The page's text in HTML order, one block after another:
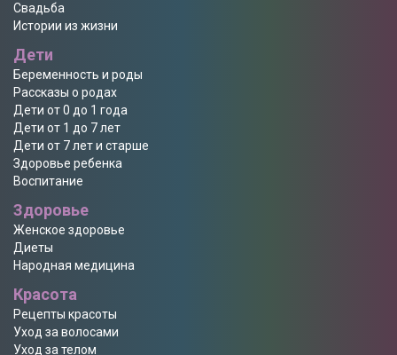
Свадьба
Истории из жизни
Дети
Беременность и роды
Рассказы о родах
Дети от 0 до 1 года
Дети от 1 до 7 лет
Дети от 7 лет и старше
Здоровье ребенка
Воспитание
Здоровье
Женское здоровье
Диеты
Народная медицина
Красота
Рецепты красоты
Уход за волосами
Уход за телом